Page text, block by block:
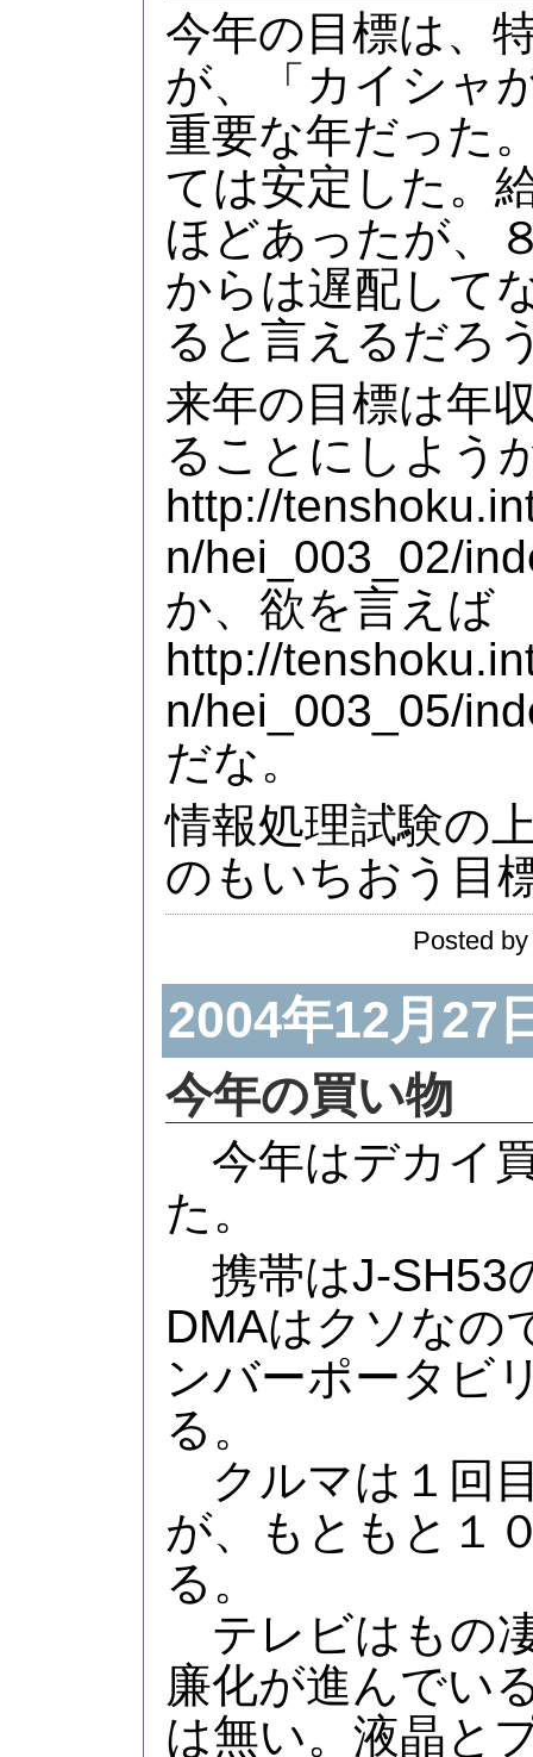
今年の目標は、
が、「カイシャ
重要な年だった
ては安定した。
ほどあったが、
からは遅配して
ると言えるだろ
来年の目標は年
ることにしよう
http://
n/hei_003_02/
か、欲を言えば
http://
n/hei_003_05/
だな。
情報処理試験の
のもいちおう目
Posted
2004年12月27
今年の買い物
今年はデカイ
た。
携帯はJ-SH53
DMAはクソなの
ンバーポータビ
る。
クルマは１回
が、もともと１
る。
テレビはもの
廉化が進んでい
は無い。液晶と